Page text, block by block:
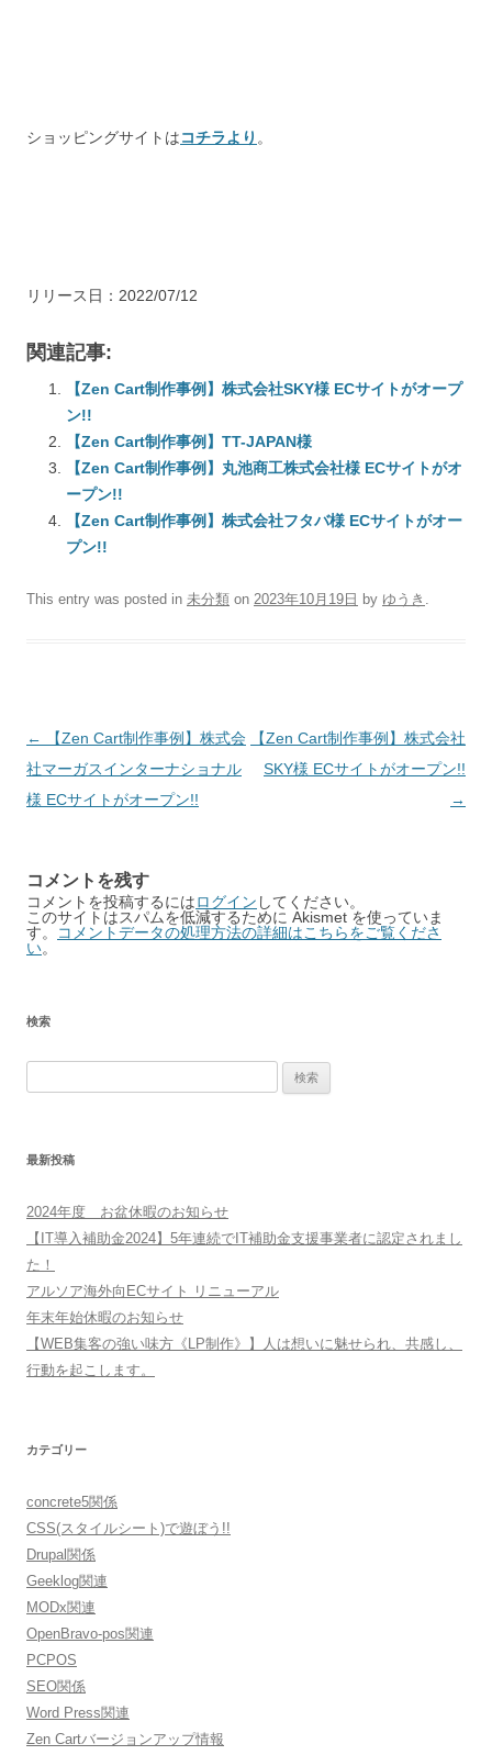
ショッピングサイトはコチラより 。
リリース日：2022/07/12
関連記事:
【Zen Cart制作事例】株式会社SKY様 ECサイトがオープ
ン!!
【Zen Cart制作事例】TT-JAPAN様
【Zen Cart制作事例】丸池商工株式会社様 ECサイトがオ
ープン!!
【Zen Cart制作事例】株式会社フタバ様 ECサイトがオー
プン!!
This entry was posted in 未分類 on 2023年10月19日 by ゆうき
Post
navigation
←
【Zen Cart制作事例】株式会
社マーガスインターナショナル
様 ECサイトがオープン!!
【Zen Cart制作事例】株式会社
SKY様 ECサイトがオープン!!
→
コメントを残す
コメントを投稿するにはログイン してください。
このサイトはスパムを低減するために Akismet を使っていま
す。
コメントデータの処理方法の詳細はこちらをご覧くださ
い。
検索
索:
最新投稿
2024年度 お盆休暇のお知らせ
【IT導入補助金2024】5年連続でIT補助金支援事業者に認定されまし
た！
アルソア海外向ECサイト リニューアル
年末年始休暇のお知らせ
【WEB集客の強い味方《LP制作》】人は想いに魅せられ、共感し、
行動を起こします。
カテゴリー
concrete5関係
CSS(スタイルシート)で遊ぼう!!
Drupal関係
Geeklog関連
MODx関連
OpenBravo-pos関連
PCPOS
SEO関係
Word Press関連
Zen Cartバージョンアップ情報